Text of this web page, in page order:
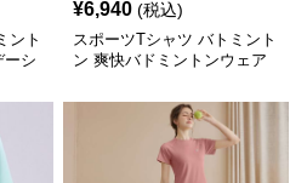
ント
ーシ
¥6,940 (税込)
スポーツTシャツ バトミント
ン 爽快バドミントンウェア